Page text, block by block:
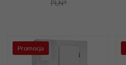
PLN*
Promocja